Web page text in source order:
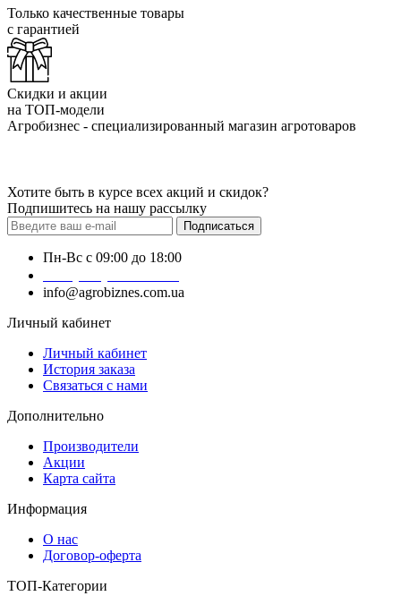
Только качественные товары
с гарантией
Скидки и акции
на ТОП-модели
Агробизнес - специализированный магазин агротоваров
Хотите быть в курсе всех акций и скидок?
Подпишитесь на нашу рассылку
Подписаться
Пн-Вс с 09:00 до 18:00
info@agrobiznes.com.ua
Личный кабинет
Личный кабинет
История заказа
Связаться с нами
Дополнительно
Производители
Акции
Карта сайта
Информация
О нас
Договор-оферта
ТОП-Категории